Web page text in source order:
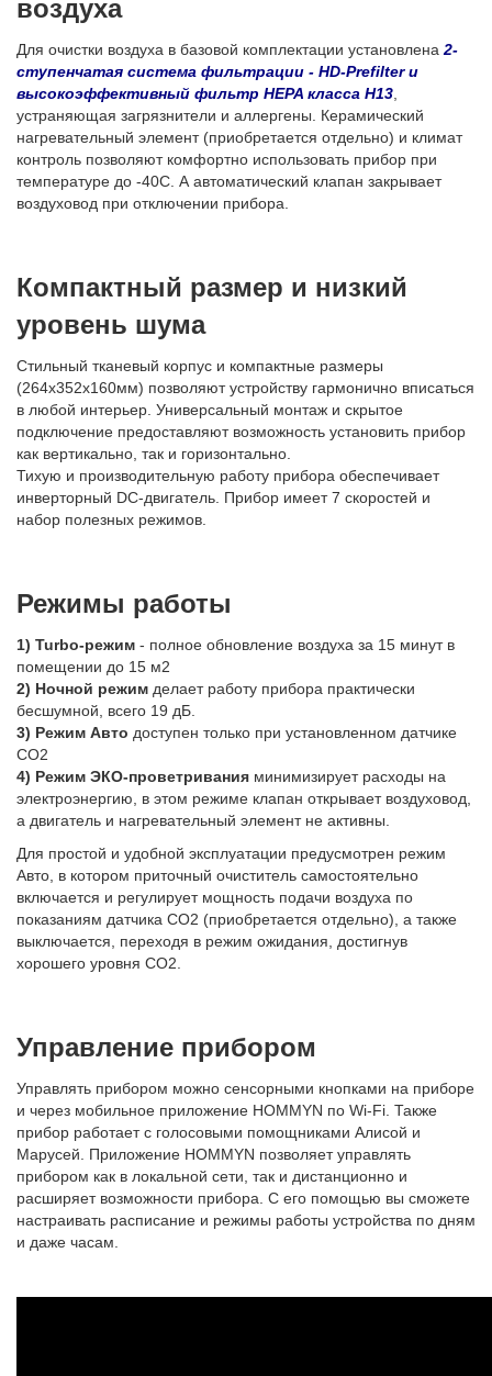
воздуха
Для очистки воздуха в базовой комплектации установлена 2-
ступенчатая система фильтрации - HD-Prefilter и
высокоэффективный фильтр HEPA класса H13
устраняющая загрязнители и аллергены. Керамический
нагревательный элемент (приобретается отдельно) и климат
контроль позволяют комфортно использовать прибор при
температуре до -40С. А автоматический клапан закрывает
воздуховод при отключении прибора.
Компактный размер и низкий
уровень шума
Стильный тканевый корпус и компактные размеры
(264х352х160мм) позволяют устройству гармонично вписаться
в любой интерьер. Универсальный монтаж и скрытое
подключение предоставляют возможность установить прибор
как вертикально, так и горизонтально.
Тихую и производительную работу прибора обеспечивает
инверторный DC-двигатель. Прибор имеет 7 скоростей и
набор полезных режимов.
Режимы работы
1) Turbo-режим - полное обновление воздуха за 15 минут в
помещении до 15 м2
2) Ночной режим делает работу прибора практически
бесшумной, всего 19 дБ.
3) Режим Авто доступен только при установленном датчике
CO2
4) Режим ЭКО-проветривания минимизирует расходы на
электроэнергию, в этом режиме клапан открывает воздуховод,
а двигатель и нагревательный элемент не активны.
Для простой и удобной эксплуатации предусмотрен режим
Авто, в котором приточный очиститель самостоятельно
включается и регулирует мощность подачи воздуха по
показаниям датчика CO2 (приобретается отдельно), а также
выключается, переходя в режим ожидания, достигнув
хорошего уровня CO2.
Управление прибором
Управлять прибором можно сенсорными кнопками на приборе
и через мобильное приложение HOMMYN по Wi-Fi. Также
прибор работает с голосовыми помощниками Алисой и
Марусей. Приложение HOMMYN позволяет управлять
прибором как в локальной сети, так и дистанционно и
расширяет возможности прибора. С его помощью вы сможете
настраивать расписание и режимы работы устройства по дням
и даже часам.